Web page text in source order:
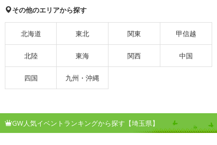
その他のエリアから探す
北海道 東北 関東 甲信越
北陸 東海 関西 中国
四国 九州・沖縄
GW人気イベントランキングから探す【埼玉県】